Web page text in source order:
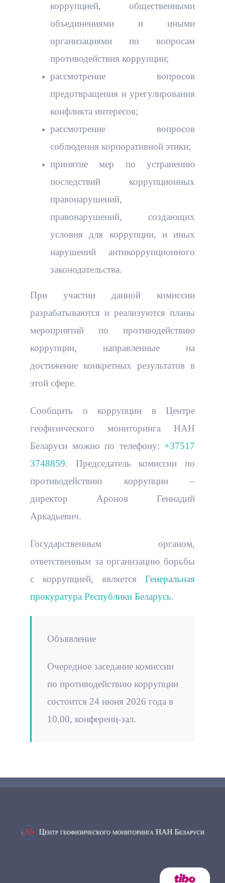
коррупцией, общественными
объединениями и иными
организациями по вопросам
противодействия коррупции;
рассмотрение вопросов
предотвращения и урегулирования
конфликта интересов;
рассмотрение вопросов
соблюдения корпоративной этики;
принятие мер по устранению
последствий коррупционных
правонарушений,
правонарушений, создающих
условия для коррупции, и иных
нарушений антикоррупционного
законодательства.
При участии данной комиссии
разрабатываются и реализуются планы
мероприятий по противодействию
коррупции, направленные на
достижение конкретных результатов в
этой сфере.
Сообщить о коррупции в Центре
геофизического мониторинга НАН
Беларуси можно по телефону: +37517
3748859. Председатель комиссии по
противодействию коррупции –
директор Аронов Геннадий
Аркадьевич.
Государственным органом,
ответственным за организацию борьбы
с коррупцией, является Генеральная
прокуратура Республики Беларусь.
Объявление
Очередное заседание комиссии
по противодействию коррупции
состоится 24 июня 2026 года в
10.00, конференц-зал.